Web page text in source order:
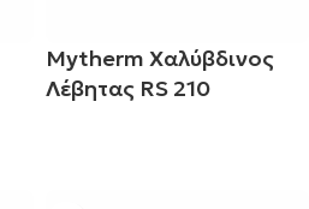
Mytherm Χαλύβδινος
Λέβητας RS 210